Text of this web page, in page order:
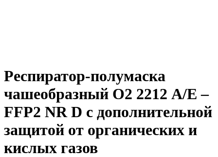
Респиратор-полумаска
чашеобразный О2 2212 A/E –
FFP2 NR D с дополнительной
защитой от органических и
кислых газов